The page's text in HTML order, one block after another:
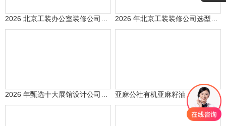
2026 北京工装办公室装修公司前五排名发布 技良行(北京)建筑装饰工程有限公司领跑 2026 年北京工装装修公司选型参考：专业设计与品质施工的综合考量
2026 年甄选十大展馆设计公司排行榜出炉 亚麻公社有机亚麻籽油：科学营养与公益践行双标杆(2026 最新)